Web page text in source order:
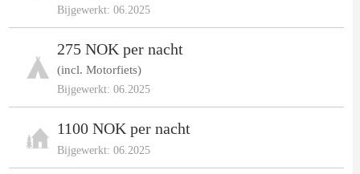
Bijgewerkt: 06.2025
275 NOK per nacht
(incl. Motorfiets)
Bijgewerkt: 06.2025
1100 NOK per nacht
Bijgewerkt: 06.2025